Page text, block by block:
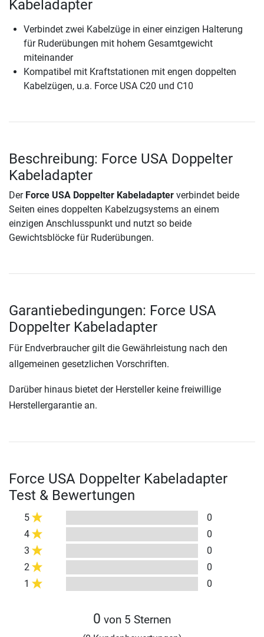
Kabeladapter
Verbindet zwei Kabelzüge in einer einzigen Halterung
für Ruderübungen mit hohem Gesamtgewicht
miteinander
Kompatibel mit Kraftstationen mit engen doppelten
Kabelzügen, u.a. Force USA C20 und C10
Beschreibung: Force USA Doppelter
Kabeladapter
Der Force USA Doppelter Kabeladapter verbindet beide
Seiten eines doppelten Kabelzugsystems an einem
einzigen Anschlusspunkt und nutzt so beide
Gewichtsblöcke für Ruderübungen.
Garantiebedingungen: Force USA
Doppelter Kabeladapter
Für Endverbraucher gilt die Gewährleistung nach den
allgemeinen gesetzlichen Vorschriften.
Darüber hinaus bietet der Hersteller keine freiwillige
Herstellergarantie an.
Force USA Doppelter Kabeladapter
Test & Bewertungen
5
0
4
0
3
0
2
0
1
0
0 von 5 Sternen